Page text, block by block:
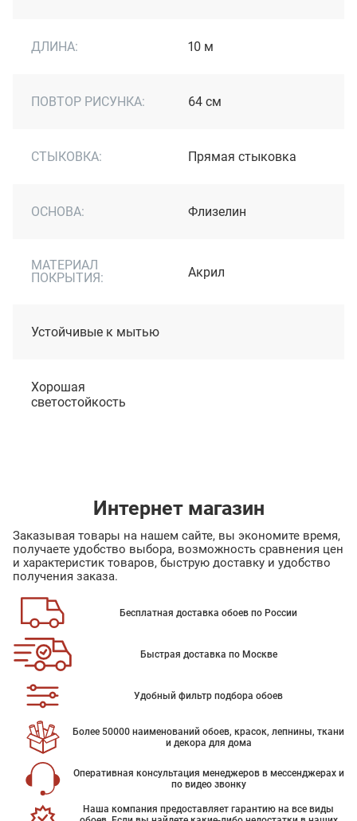
ДЛИНА: 10 м
ПОВТОР РИСУНКА: 64 см
СТЫКОВКА: Прямая стыковка
ОСНОВА: Флизелин
МАТЕРИАЛ
ПОКРЫТИЯ:
Акрил
Устойчивые к мытью
Хорошая
светостойкость
Интернет магазин
Заказывая товары на нашем сайте, вы экономите время,
получаете удобство выбора, возможность сравнения цен
и характеристик товаров, быструю доставку и удобство
получения заказа.
Бесплатная доставка обоев по России
Быстрая доставка по Москве
Удобный фильтр подбора обоев
Более 50000 наименований обоев, красок, лепнины, ткани
и декора для дома
Оперативная консультация менеджеров в мессенджерах и
по видео звонку
Наша компания предоставляет гарантию на все виды